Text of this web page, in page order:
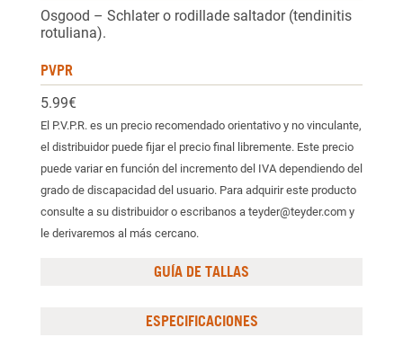
Osgood – Schlater o rodillade saltador (tendinitis
rotuliana).
PVPR
5.99€
El P.V.P.R. es un precio recomendado orientativo y no vinculante,
el distribuidor puede fijar el precio final libremente. Este precio
puede variar en función del incremento del IVA dependiendo del
grado de discapacidad del usuario. Para adquirir este producto
consulte a su distribuidor o escribanos a teyder@teyder.com y
le derivaremos al más cercano.
GUÍA DE TALLAS
ESPECIFICACIONES